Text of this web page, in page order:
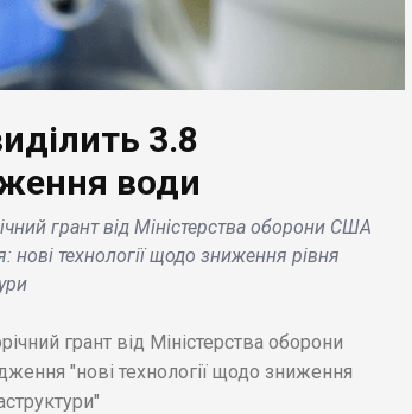
3.8
води
грант від Міністерства оборони США
нові технології щодо зниження рівня
грант від Міністерства оборони
"нові технології щодо зниження
Google
інших
році
БІЗНЕС НОВИНИ
Starlink при співпраці з
супутниковим
T-Mobile анонсують
запуск тестування